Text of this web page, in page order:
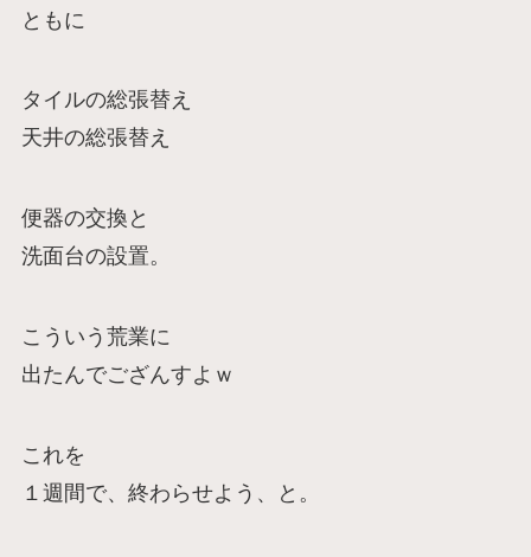
ともに
タイルの総張替え
天井の総張替え
便器の交換と
洗面台の設置。
こういう荒業に
出たんでござんすよｗ
これを
１週間で、終わらせよう、と。